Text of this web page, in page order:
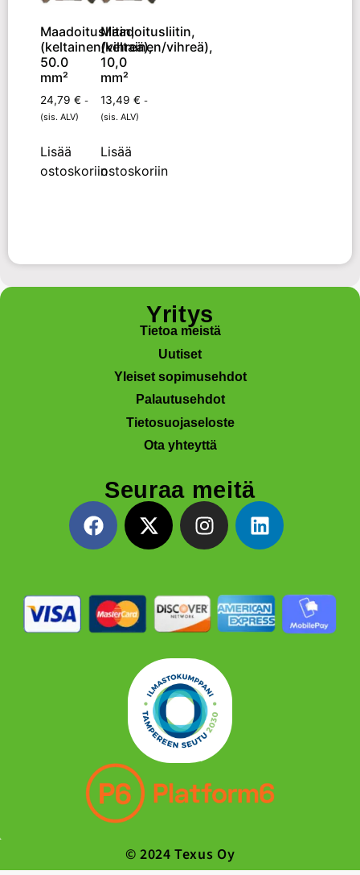
Maadoitusliitin,
(keltainen/vihreä),
50.0
mm²
24,79 € -
(sis. ALV)
Lisää
ostoskoriin
Maadoitusliitin,
(keltainen/vihreä),
10,0
mm²
13,49 € -
(sis. ALV)
Lisää
ostoskoriin
Yritys
Tietoa meistä
Uutiset
Yleiset sopimusehdot
Palautusehdot
Tietosuojaseloste
Ota yhteyttä
Seuraa meitä
© 2024 Texus Oy